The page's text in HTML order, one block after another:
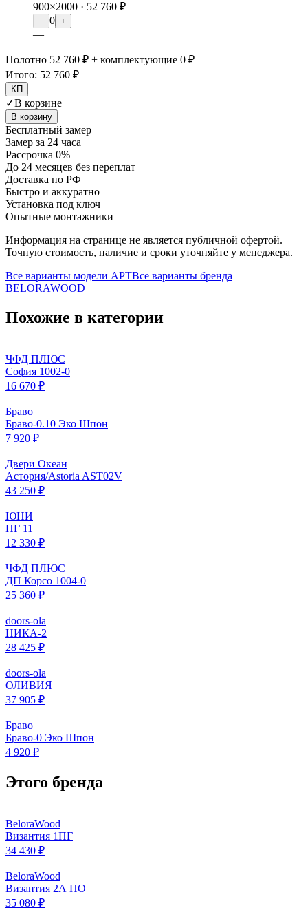
900×2000 · 52 760 ₽
− 0 +
—
Полотно 52 760 ₽ + комплектующие 0 ₽
Итого: 52 760 ₽
КП
✓В корзине
В корзину
Бесплатный замер
Замер за 24 часа
Рассрочка 0%
До 24 месяцев без переплат
Доставка по РФ
Быстро и аккуратно
Установка под ключ
Опытные монтажники
Информация на странице не является публичной офертой.
Точную стоимость, наличие и сроки уточняйте у менеджера.
Все варианты модели АРТВсе варианты бренда
BELORAWOOD
Похожие в категории
ЧФД ПЛЮС
София 1002-0
16 670 ₽
Браво
Браво-0.10 Эко Шпон
7 920 ₽
Двери Океан
Астория/Astoria AST02V
43 250 ₽
ЮНИ
ПГ 11
12 330 ₽
ЧФД ПЛЮС
ДП Корсо 1004-0
25 360 ₽
doors-ola
НИКА-2
28 425 ₽
doors-ola
ОЛИВИЯ
37 905 ₽
Браво
Браво-0 Эко Шпон
4 920 ₽
Этого бренда
BeloraWood
Византия 1ПГ
34 430 ₽
BeloraWood
Византия 2А ПО
35 080 ₽